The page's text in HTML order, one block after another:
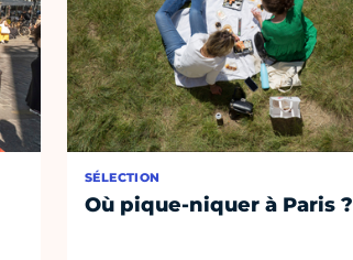
SÉLECTION
Où pique-niquer à Paris ?